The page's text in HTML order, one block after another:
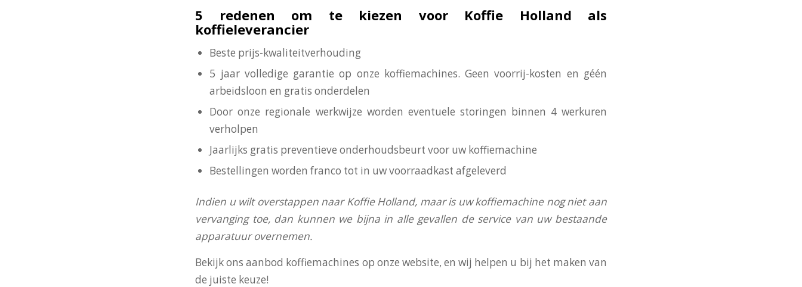
5 redenen om te kiezen voor Koffie Holland als
koffieleverancier
Beste prijs-kwaliteitverhouding
5 jaar volledige garantie op onze koffiemachines. Geen voorrij-kosten en géén
arbeidsloon en gratis onderdelen
Door onze regionale werkwijze worden eventuele storingen binnen 4 werkuren
verholpen
Jaarlijks gratis preventieve onderhoudsbeurt voor uw koffiemachine
Bestellingen worden franco tot in uw voorraadkast afgeleverd
Indien u wilt overstappen naar Koffie Holland, maar is uw koffiemachine nog niet aan
vervanging toe, dan kunnen we bijna in alle gevallen de service van uw bestaande
apparatuur overnemen.
Bekijk ons aanbod koffiemachines op onze website, en wij helpen u bij het maken van
de juiste keuze!